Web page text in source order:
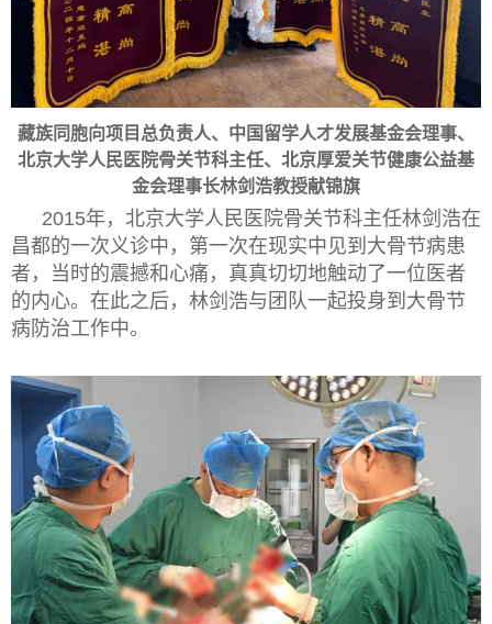
藏族同胞向项目总负责人、中国留学人才发展基金会理事、
北京大学人民医院骨关节科主任、北京厚爱关节健康公益基
金会理事长林剑浩教授献锦旗
2015年，北京大学人民医院骨关节科主任林剑浩在
昌都的一次义诊中，第一次在现实中见到大骨节病患
者，当时的震撼和心痛，真真切切地触动了一位医者
的内心。在此之后，林剑浩与团队一起投身到大骨节
病防治工作中。